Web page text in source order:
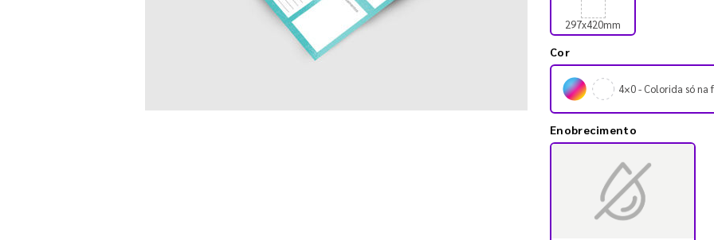
297x420mm
Cor
4×0 - Colorida só na
Enobrecimento